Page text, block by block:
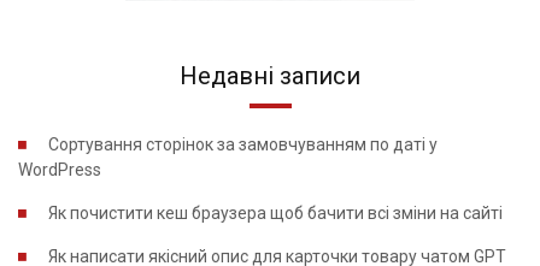
Недавні записи
Сортування сторінок за замовчуванням по даті у
WordPress
Як почистити кеш браузера щоб бачити всі зміни на сайті
Як написати якісний опис для карточки товару чатом GPT